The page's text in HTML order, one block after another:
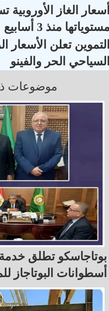
الغاز
منذ 3 أسابيع
تعلن الأسعار
الحر والفينو
موضوعات
بوتاجاسكو تطلق
أسطوانات البوتاجاز